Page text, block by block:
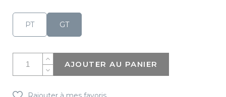
PT GT
AJOUTER AU PANIER